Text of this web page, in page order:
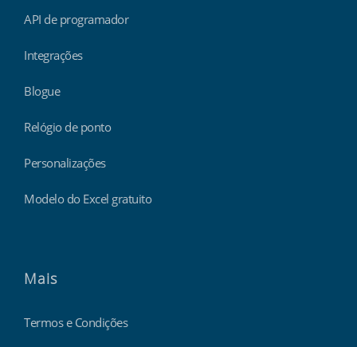
API de programador
Integrações
Blogue
Relógio de ponto
Personalizações
Modelo do Excel gratuito
Mais
Termos e Condições